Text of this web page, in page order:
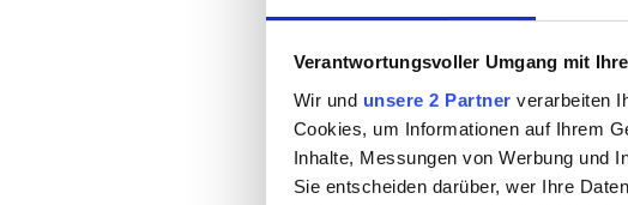
Verantwortungsvoller Umgang mit
Wir und unsere 2 Partner verarbeiten
Cookies, um Informationen auf Ihrem
Inhalte, Messungen von Werbung und
Sie entscheiden darüber, wer Ihre
Die auf der Plattform
auf Erfahrungswerten
Verzögerungen seitens
oder
6.